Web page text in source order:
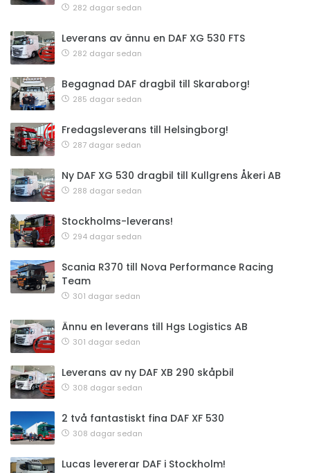
282 dagar sedan
Leverans av ännu en DAF XG 530 FTS
282 dagar sedan
Begagnad DAF dragbil till Skaraborg!
285 dagar sedan
Fredagsleverans till Helsingborg!
287 dagar sedan
Ny DAF XG 530 dragbil till Kullgrens Åkeri AB
288 dagar sedan
Stockholms-leverans!
294 dagar sedan
Scania R370 till Nova Performance Racing
Team
301 dagar sedan
Ännu en leverans till Hgs Logistics AB
301 dagar sedan
Leverans av ny DAF XB 290 skåpbil
308 dagar sedan
2 två fantastiskt fina DAF XF 530
308 dagar sedan
Lucas levererar DAF i Stockholm!